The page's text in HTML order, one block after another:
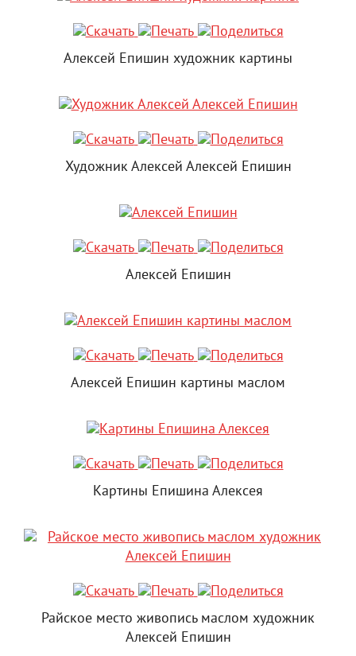
Алексей Епишин художник картины
Художник Алексей Алексей Епишин
Алексей Епишин
Алексей Епишин картины маслом
Картины Епишина Алексея
Райское место живопись маслом художник
Алексей Епишин